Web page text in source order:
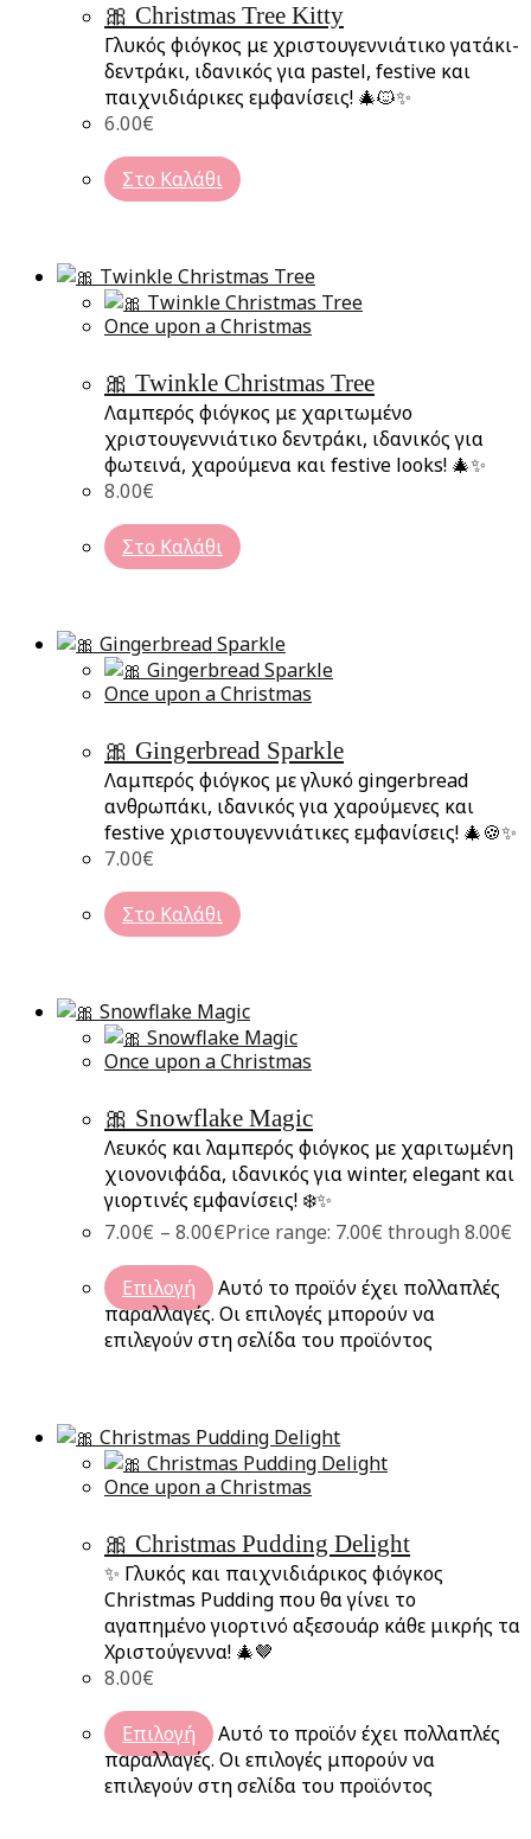
🎀 Christmas Tree Kitty
Γλυκός φιόγκος με χριστουγεννιάτικο γατάκι-
δεντράκι, ιδανικός για pastel, festive και
παιχνιδιάρικες εμφανίσεις! 🎄🐱✨
6.00€
Στο Καλάθι
Once upon a Christmas
🎀 Twinkle Christmas Tree
Λαμπερός φιόγκος με χαριτωμένο
χριστουγεννιάτικο δεντράκι, ιδανικός για
φωτεινά, χαρούμενα και festive looks! 🎄✨
8.00€
Στο Καλάθι
Once upon a Christmas
🎀 Gingerbread Sparkle
Λαμπερός φιόγκος με γλυκό gingerbread
ανθρωπάκι, ιδανικός για χαρούμενες και
festive χριστουγεννιάτικες εμφανίσεις! 🎄🍪✨
7.00€
Στο Καλάθι
Once upon a Christmas
🎀 Snowflake Magic
Λευκός και λαμπερός φιόγκος με χαριτωμένη
χιονονιφάδα, ιδανικός για winter, elegant και
γιορτινές εμφανίσεις! ❄️✨
7.00€ – 8.00€Price range: 7.00€ through 8.00€
Επιλογή
Αυτό το προϊόν έχει πολλαπλές
παραλλαγές. Οι επιλογές μπορούν να
επιλεγούν στη σελίδα του προϊόντος
Once upon a Christmas
🎀 Christmas Pudding Delight
✨ Γλυκός και παιχνιδιάρικος φιόγκος
Christmas Pudding που θα γίνει το
αγαπημένο γιορτινό αξεσουάρ κάθε μικρής τα
Χριστούγεννα! 🎄🤎
8.00€
Επιλογή
Αυτό το προϊόν έχει πολλαπλές
παραλλαγές. Οι επιλογές μπορούν να
επιλεγούν στη σελίδα του προϊόντος